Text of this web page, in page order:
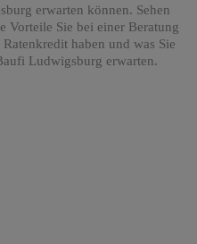
erwarten können. Sehen
Vorteile Sie bei einer Beratung
haben und was Sie
Ludwigsburg erwarten.